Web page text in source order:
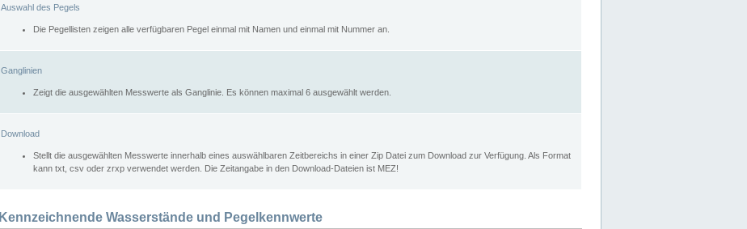
Auswahl des Pegels
Die Pegellisten zeigen alle verfügbaren Pegel einmal mit Namen und einmal mit Nummer an.
Ganglinien
Zeigt die ausgewählten Messwerte als Ganglinie. Es können maximal 6 ausgewählt werden.
Download
Stellt die ausgewählten Messwerte innerhalb eines auswählbaren Zeitbereichs in einer Zip Datei zum Download zur Verfügung. Als Format
kann txt, csv oder zrxp verwendet werden. Die Zeitangabe in den Download-Dateien ist MEZ!
Kennzeichnende Wasserstände und Pegelkennwerte